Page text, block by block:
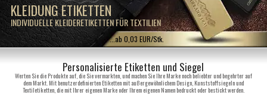
KLEIDUNG ETIKETTEN
INDIVIDUELLE KLEIDERETIKETTEN FÜR TEXTILIEN
...ab 0,03 EUR/Stk.
Personalisierte Etiketten und Siegel
Werten Sie die Produkte auf, die Sie vermarkten, und machen Sie Ihre Marke noch beliebter und begehrter auf
dem Markt. Mit benutzerdefinierten Etiketten mit außergewöhnlichem Design, Kunststoffsiegeln und
Textiletiketten, die mit Ihrer eigenen Marke oder Ihrem eigenen Namen bedruckt oder bestickt werden.